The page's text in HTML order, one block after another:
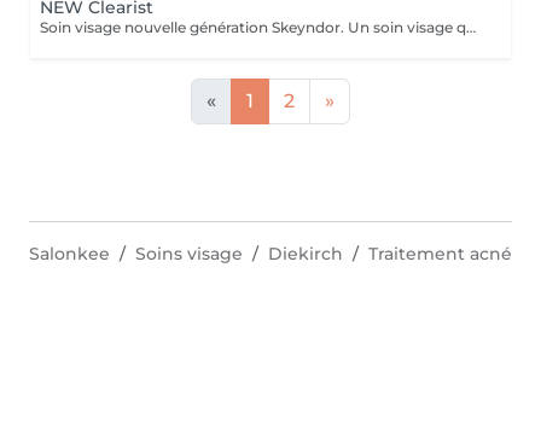
NEW Clearist
Soin visage nouvelle génération Skeyndor. Un soin visage qui va mattifier, resserer les pores et nettoyer en profondeur. Il va équilibrer la production de sébum. Idéal pour peaux épaisses, pores dilatées, mixte et/ou grasse à tendance acnéique.
« 1 2 »
Salonkee Soins visage Diekirch Traitement acné